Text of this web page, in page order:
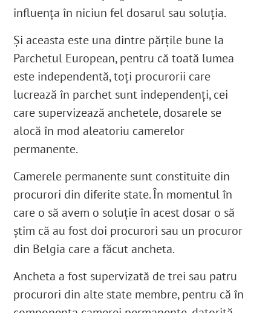
influența în niciun fel dosarul sau soluția.
Și aceasta este una dintre părțile bune la
Parchetul European, pentru că toată lumea
este independentă, toți procurorii care
lucrează în parchet sunt independenți, cei
care supervizează anchetele, dosarele se
alocă în mod aleatoriu camerelor
permanente.
Camerele permanente sunt constituite din
procurori din diferite state. În momentul în
care o să avem o soluție în acest dosar o să
știm că au fost doi procurori sau un procuror
din Belgia care a făcut ancheta.
Ancheta a fost supervizată de trei sau patru
procurori din alte state membre, pentru că în